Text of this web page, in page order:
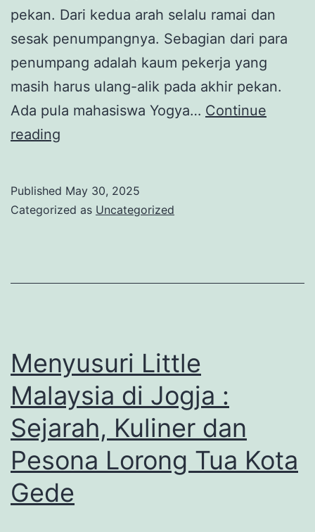
pekan. Dari kedua arah selalu ramai dan
sesak penumpangnya. Sebagian dari para
penumpang adalah kaum pekerja yang
masih harus ulang-alik pada akhir pekan.
Ada pula mahasiswa Yogya… Continue
reading
Pelesiran
Published May 30, 2025
Categorized as Uncategorized
Menyusuri Little
Malaysia di Jogja :
Sejarah, Kuliner dan
Pesona Lorong Tua Kota
Gede